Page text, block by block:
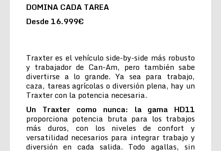
DOMINA CADA TAREA
Desde 16.999€
Traxter es el vehículo side-by-side más robusto
y trabajador de Can-Am, pero también sabe
divertirse a lo grande. Ya sea para trabajo,
caza, tareas agrícolas o diversión plena, hay un
Traxter con la potencia necesaria.
Un Traxter como nunca: la gama HD11
proporciona potencia bruta para los trabajos
más duros, con los niveles de confort y
versatilidad necesarios para integrar trabajo y
diversión en cada salida. Todo agallas, sin